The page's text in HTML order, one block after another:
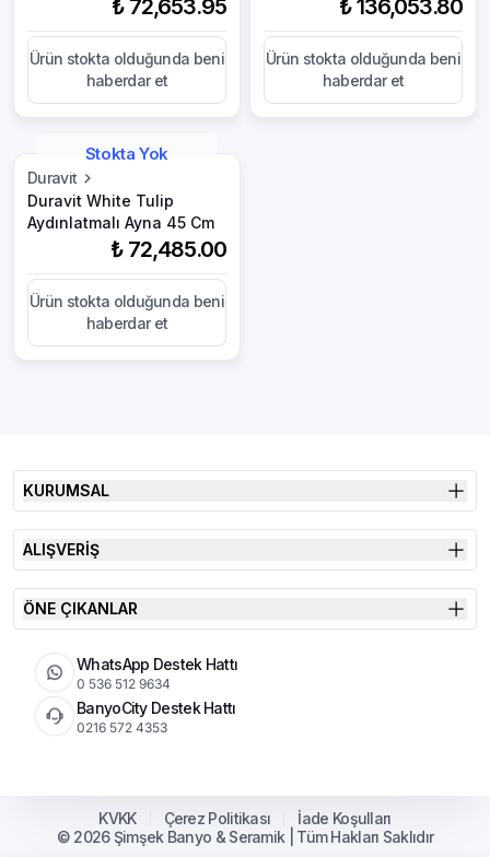
₺ 72,653.95
Ürün stokta olduğunda beni
haberdar et
₺ 136,053.80
Ürün stokta olduğunda beni
haberdar et
Stokta Yok
Duravit
Duravit White Tulip
Aydınlatmalı Ayna 45 Cm
₺ 72,485.00
Ürün stokta olduğunda beni
haberdar et
KURUMSAL
ALIŞVERİŞ
ÖNE ÇIKANLAR
WhatsApp Destek Hattı
0 536 512 9634
BanyoCity Destek Hattı
0216 572 4353
© 2026 Şimşek Banyo & Seramik | Tüm Hakları Saklıdır
KVKK Çerez Politikası İade Koşulları